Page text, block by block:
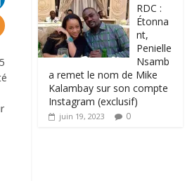
RDC :
Étonna
nt,
Penielle
Nsamb
a remet le nom de Mike
Kalambay sur son compte
Instagram (exclusif)
juin 19, 2023 0